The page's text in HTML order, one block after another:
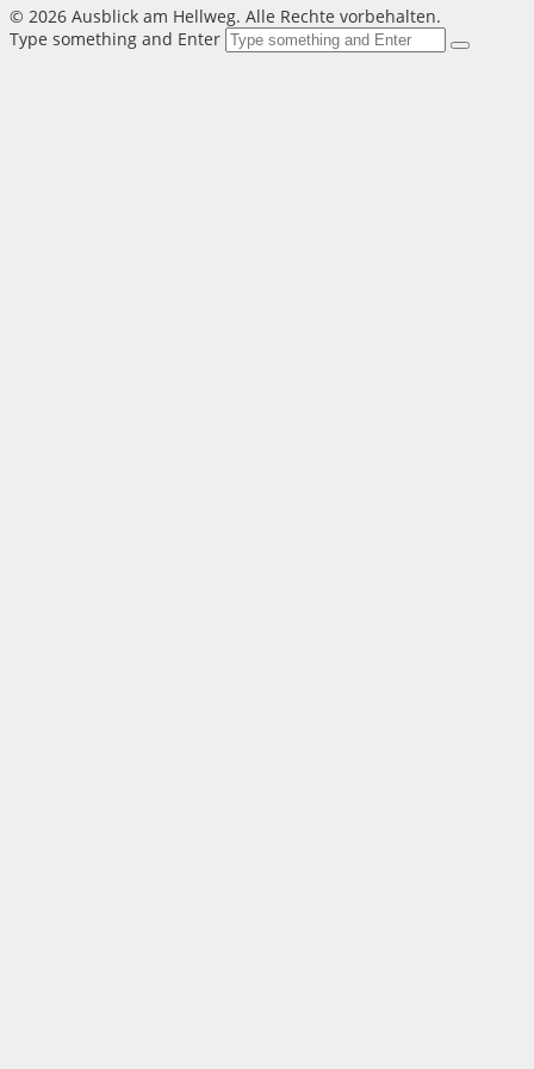
© 2026 Ausblick am Hellweg. Alle Rechte vorbehalten.
Type something and Enter